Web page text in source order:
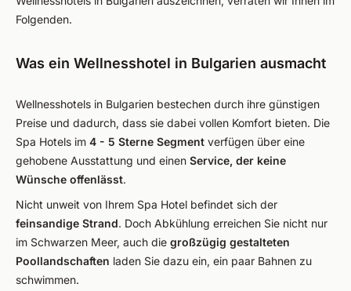
Folgenden.
Was ein Wellnesshotel in Bulgarien ausmacht
Wellnesshotels in Bulgarien bestechen durch ihre günstigen
Preise und dadurch, dass sie dabei vollen Komfort bieten. Die
Spa Hotels im 4 - 5 Sterne Segment verfügen über eine
gehobene Ausstattung und einen Service, der keine
Wünsche offenlässt.
Nicht unweit von Ihrem Spa Hotel befindet sich der
feinsandige Strand. Doch Abkühlung erreichen Sie nicht nur
im Schwarzen Meer, auch die großzügig gestalteten
Poollandschaften laden Sie dazu ein, ein paar Bahnen zu
schwimmen.